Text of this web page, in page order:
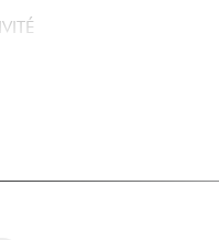
III : écran monochrome